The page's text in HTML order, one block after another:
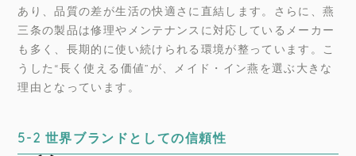
あり、品質の差が生活の快適さに直結します。さらに、燕
三条の製品は修理やメンテナンスに対応しているメーカー
も多く、長期的に使い続けられる環境が整っています。こ
うした“長く使える価値”が、メイド・イン燕を選ぶ大きな
理由となっています。
5-2 世界ブランドとしての信頼性